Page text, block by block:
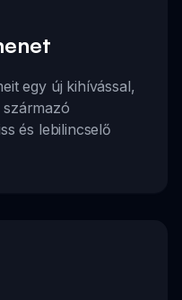
egy új kihívással,
és lebilincselő